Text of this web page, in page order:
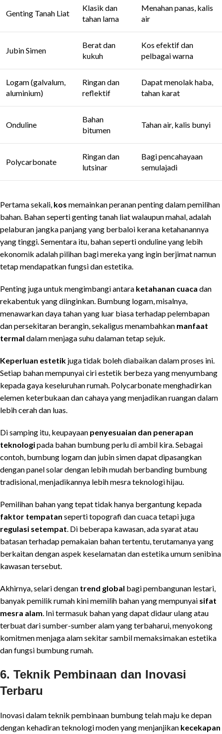
Genting Tanah Liat
Klasik dan
tahan lama
Menahan panas, kalis
air
Jubin Simen
Berat dan
kukuh
Kos efektif dan
pelbagai warna
Logam (galvalum,
aluminium)
Ringan dan
reflektif
Dapat menolak haba,
tahan karat
Onduline
Bahan
bitumen
Tahan air, kalis bunyi
Polycarbonate
Ringan dan
lutsinar
Bagi pencahayaan
semulajadi
Pertama sekali, kos memainkan peranan penting dalam pemilihan
bahan. Bahan seperti genting tanah liat walaupun mahal, adalah
pelaburan jangka panjang yang berbaloi kerana ketahanannya
yang tinggi. Sementara itu, bahan seperti onduline yang lebih
ekonomik adalah pilihan bagi mereka yang ingin berjimat namun
tetap mendapatkan fungsi dan estetika.
Penting juga untuk mengimbangi antara ketahanan cuaca dan
rekabentuk yang diinginkan. Bumbung logam, misalnya,
menawarkan daya tahan yang luar biasa terhadap pelembapan
dan persekitaran berangin, sekaligus menambahkan manfaat
termal dalam menjaga suhu dalaman tetap sejuk.
Keperluan estetik juga tidak boleh diabaikan dalam proses ini.
Setiap bahan mempunyai ciri estetik berbeza yang menyumbang
kepada gaya keseluruhan rumah. Polycarbonate menghadirkan
elemen keterbukaan dan cahaya yang menjadikan ruangan dalam
lebih cerah dan luas.
Di samping itu, keupayaan penyesuaian dan penerapan
teknologipada bahan bumbung perlu di ambil kira. Sebagai
contoh, bumbung logam dan jubin simen dapat dipasangkan
dengan panel solar dengan lebih mudah berbanding bumbung
tradisional, menjadikannya lebih mesra teknologi hijau.
Pemilihan bahan yang tepat tidak hanya bergantung kepada
faktor tempatan seperti topografi dan cuaca tetapi juga
regulasi setempat . Di beberapa kawasan, ada syarat atau
batasan terhadap pemakaian bahan tertentu, terutamanya yang
berkaitan dengan aspek keselamatan dan estetika umum senibina
kawasan tersebut.
Akhirnya, selari dengan trend global bagi pembangunan lestari,
banyak pemilik rumah kini memilih bahan yang mempunyai sifat
mesra alam . Ini termasuk bahan yang dapat didaur ulang atau
terbuat dari sumber-sumber alam yang terbaharui, menyokong
komitmen menjaga alam sekitar sambil memaksimakan estetika
dan fungsi bumbung rumah.
6. Teknik Pembinaan dan Inovasi
Terbaru
Inovasi dalam teknik pembinaan bumbung telah maju ke depan
dengan kehadiran teknologi moden yang menjanjikan kecekapan